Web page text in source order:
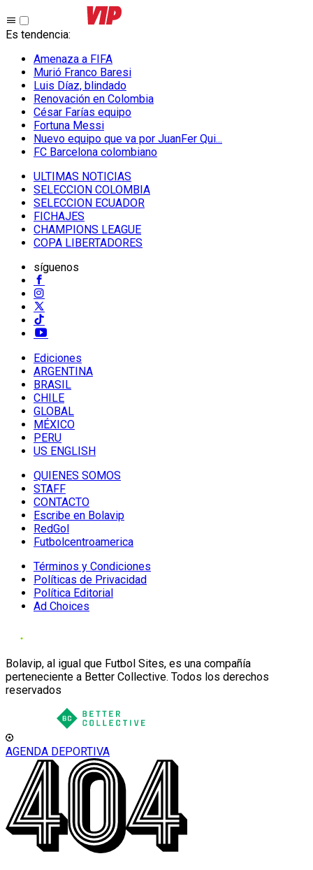
Es tendencia:
Amenaza a FIFA
Murió Franco Baresi
Luis Díaz, blindado
Renovación en Colombia
César Farías equipo
Fortuna Messi
Nuevo equipo que va por JuanFer Qui...
FC Barcelona colombiano
ULTIMAS NOTICIAS
SELECCION COLOMBIA
SELECCION ECUADOR
FICHAJES
CHAMPIONS LEAGUE
COPA LIBERTADORES
síguenos
Ediciones
ARGENTINA
BRASIL
CHILE
GLOBAL
MÉXICO
PERU
US ENGLISH
QUIENES SOMOS
STAFF
CONTACTO
Escribe en Bolavip
RedGol
Futbolcentroamerica
Términos y Condiciones
Políticas de Privacidad
Política Editorial
Ad Choices
Bolavip, al igual que Futbol Sites, es una compañía
perteneciente a Better Collective. Todos los derechos
reservados
AGENDA DEPORTIVA